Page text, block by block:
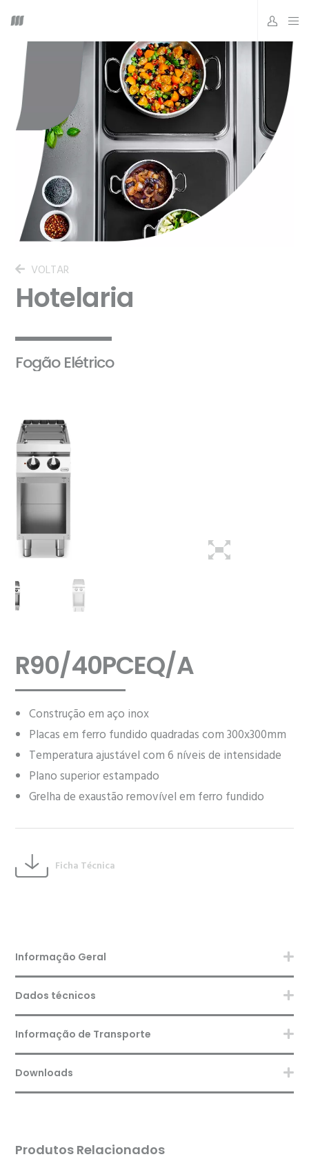
VOLTAR
Hotelaria
Fogão Elétrico
R90/40PCEQ/A
Construção em aço inox
Placas em ferro fundido quadradas com 300x300mm
Temperatura ajustável com 6 níveis de intensidade
Plano superior estampado
Grelha de exaustão removível em ferro fundido
Ficha Técnica
Informação Geral
Dados técnicos
Informação de Transporte
Downloads
Produtos Relacionados